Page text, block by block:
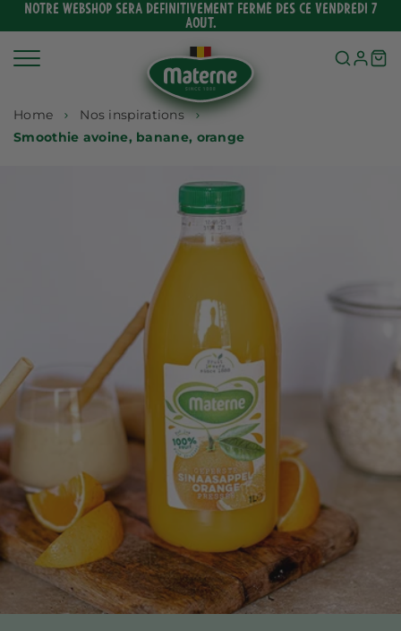
Ignorer
au
NOTRE WEBSHOP SERA DEFINITIVEMENT FERMÉ DES CE VENDREDI 7
AOUT.
Home
Nos inspirations
Smoothie avoine, banane, orange